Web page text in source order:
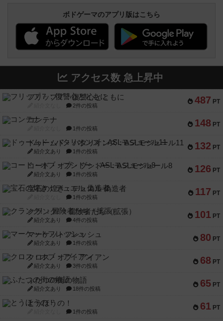
ボドゲーマのアプリ版はこちら
アクセス数 急上昇中
487 PT
フリップ７：復讐心とともに
2件の投稿
148 PT
コンテナ
1件の投稿
132 PT
ドゥームド・バタリオンズ：ASLモジュール11
紹介文あり 1件の投稿
126 PT
コード・オブ・ブシドー：ASLモジュール8
紹介文あり 1件の投稿
117 PT
宝石の煌き：デュエル 偽造者
1件の投稿
101 PT
クランク! ：冒険者たち（拡張）
紹介文あり 4件の投稿
80 PT
マーケットフレッシュ
紹介文あり 1件の投稿
68 PT
クロス・オブ・アイアン
紹介文あり 3件の投稿
65 PT
ふたつの街の物語
紹介文あり 18件の投稿
61 PT
とうほうの！
1件の投稿